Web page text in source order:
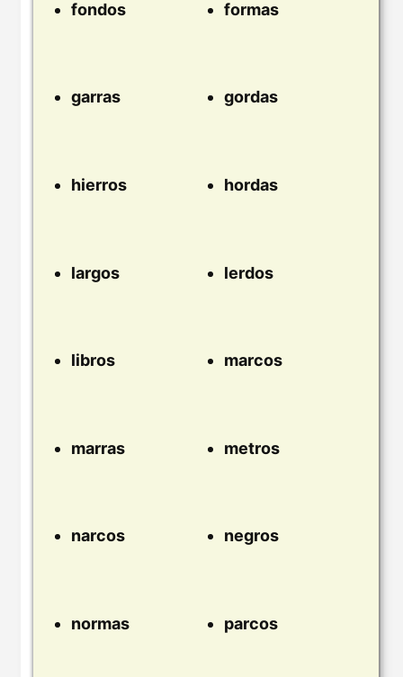
fondos formas
garras gordas
hierros hordas
largos lerdos
libros marcos
marras metros
narcos negros
normas parcos